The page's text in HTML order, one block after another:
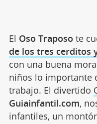
El Oso Traposo te
de los tres cerditos
con una buena
niños lo importante
trabajo. El divertido
Guiainfantil.com,
infantiles, un